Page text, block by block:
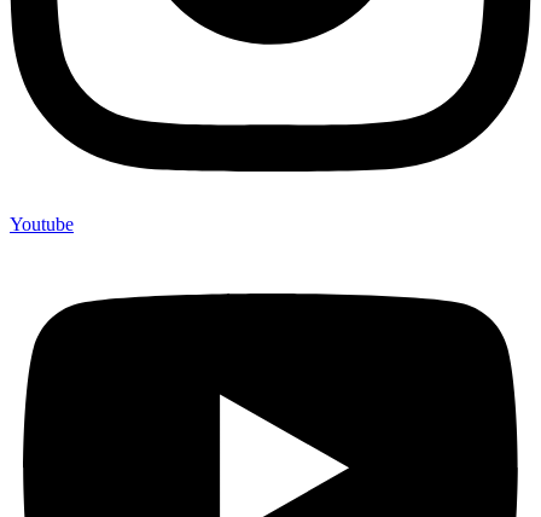
Youtube